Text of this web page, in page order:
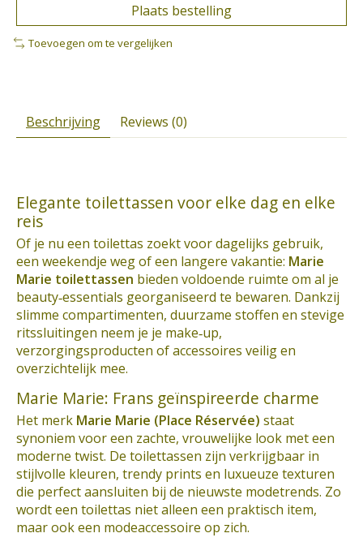
Plaats bestelling
Toevoegen om te vergelijken
Beschrijving Reviews (0)
Elegante toilettassen voor elke dag en elke
reis
Of je nu een toilettas zoekt voor dagelijks gebruik,
een weekendje weg of een langere vakantie: Marie
Marie toilettassen bieden voldoende ruimte om al je
beauty‑essentials georganiseerd te bewaren. Dankzij
slimme compartimenten, duurzame stoffen en stevige
ritssluitingen neem je je make‑up,
verzorgingsproducten of accessoires veilig en
overzichtelijk mee.
Marie Marie: Frans geïnspireerde charme
Het merk Marie Marie (Place Réservée) staat
synoniem voor een zachte, vrouwelijke look met een
moderne twist. De toilettassen zijn verkrijgbaar in
stijlvolle kleuren, trendy prints en luxueuze texturen
die perfect aansluiten bij de nieuwste modetrends. Zo
wordt een toilettas niet alleen een praktisch item,
maar ook een modeaccessoire op zich.